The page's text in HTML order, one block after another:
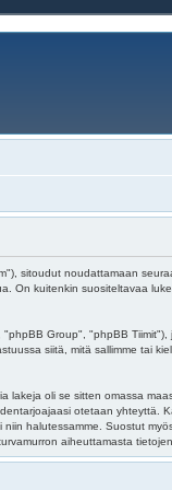
sitoudut noudattamaan
On kuitenkin suositeltavaa
Group", "phpBB Tiimit"),
siitä, mitä sallimme tai
oli se sitten omassa
otetaan
halutessamme. Suostut
aiheuttamasta